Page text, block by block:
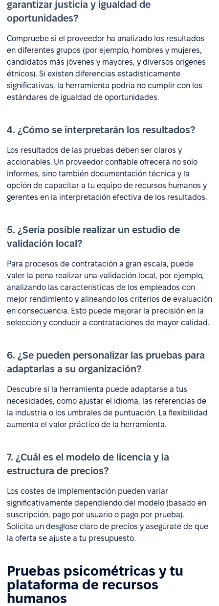
garantizar justicia y igualdad de
oportunidades?
Compruebe si el proveedor ha analizado los resultados
en diferentes grupos (por ejemplo, hombres y mujeres,
candidatos más jóvenes y mayores, y diversos orígenes
étnicos). Si existen diferencias estadísticamente
significativas, la herramienta podría no cumplir con los
estándares de igualdad de oportunidades.
4. ¿Cómo se interpretarán los resultados?
Los resultados de las pruebas deben ser claros y
accionables. Un proveedor confiable ofrecerá no solo
informes, sino también documentación técnica y la
opción de capacitar a tu equipo de recursos humanos y
gerentes en la interpretación efectiva de los resultados.
5. ¿Sería posible realizar un estudio de
validación local?
Para procesos de contratación a gran escala, puede
valer la pena realizar una validación local, por ejemplo,
analizando las características de los empleados con
mejor rendimiento y alineando los criterios de evaluación
en consecuencia. Esto puede mejorar la precisión en la
selección y conducir a contrataciones de mayor calidad.
6. ¿Se pueden personalizar las pruebas para
adaptarlas a su organización?
Descubre si la herramienta puede adaptarse a tus
necesidades, como ajustar el idioma, las referencias de
la industria o los umbrales de puntuación. La flexibilidad
aumenta el valor práctico de la herramienta.
7. ¿Cuál es el modelo de licencia y la
estructura de precios?
Los costes de implementación pueden variar
significativamente dependiendo del modelo (basado en
suscripción, pago por usuario o pago por prueba).
Solicita un desglose claro de precios y asegúrate de que
la oferta se ajuste a tu presupuesto.
Pruebas psicométricas y tu
plataforma de recursos
humanos